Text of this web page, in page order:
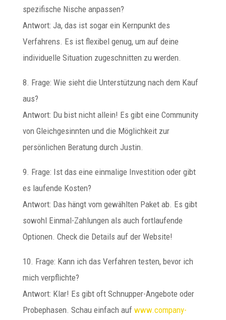
spezifische Nische anpassen?
Antwort: Ja, das ist sogar ein Kernpunkt des
Verfahrens. Es ist flexibel genug, um auf deine
individuelle Situation zugeschnitten zu werden.
8. Frage: Wie sieht die Unterstützung nach dem Kauf
aus?
Antwort: Du bist nicht allein! Es gibt eine Community
von Gleichgesinnten und die Möglichkeit zur
persönlichen Beratung durch Justin.
9. Frage: Ist das eine einmalige Investition oder gibt
es laufende Kosten?
Antwort: Das hängt vom gewählten Paket ab. Es gibt
sowohl Einmal-Zahlungen als auch fortlaufende
Optionen. Check die Details auf der Website!
10. Frage: Kann ich das Verfahren testen, bevor ich
mich verpflichte?
Antwort: Klar! Es gibt oft Schnupper-Angebote oder
Probephasen. Schau einfach auf www.company-